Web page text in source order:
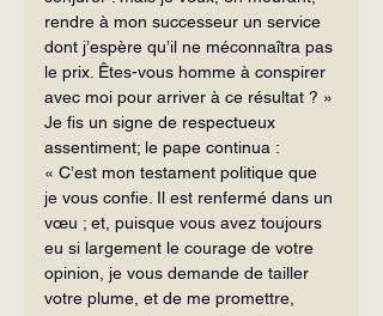
rendre à mon successeur un service
dont j’espère qu’il ne méconnaîtra pas
le prix. Êtes-vous homme à conspirer
avec moi pour arriver à ce résultat ? »
Je fis un signe de respectueux
assentiment; le pape continua :
« C’est mon testament politique que
je vous confie. Il est renfermé dans un
vœu ; et, puisque vous avez toujours
eu si largement le courage de votre
opinion, je vous demande de tailler
votre plume, et de me promettre,